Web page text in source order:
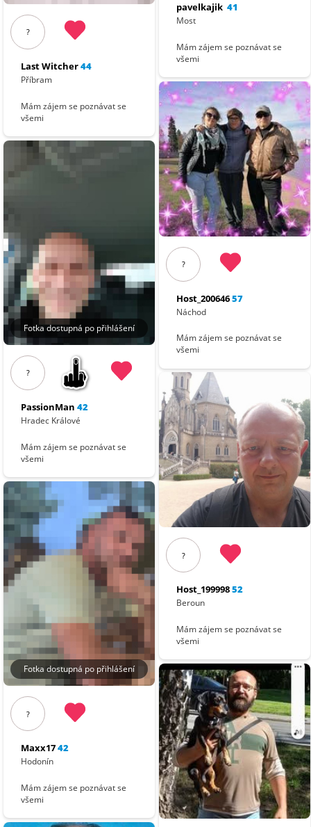
?
Last Witcher44
Příbram
Mám zájem se poznávat se
všemi
Fotka dostupná po přihlášení
?
PassionMan 42
Hradec Králové
Mám zájem se poznávat se
všemi
Fotka dostupná po přihlášení
?
Maxx1742
Hodonín
Mám zájem se poznávat se
všemi
pavelkajik 41
Most
Mám zájem se poznávat se
všemi
?
Host_20064657
Náchod
Mám zájem se poznávat se
všemi
?
Host_19999852
Beroun
Mám zájem se poznávat se
všemi